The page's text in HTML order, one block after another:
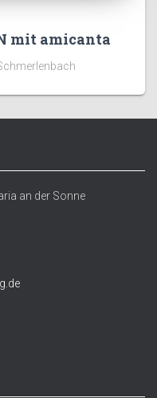
mit amicanta
an der Sonne